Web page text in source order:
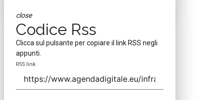
close
Codice Rss
Clicca sul pulsante per copiare il link RSS negli
appunti.
RSS link